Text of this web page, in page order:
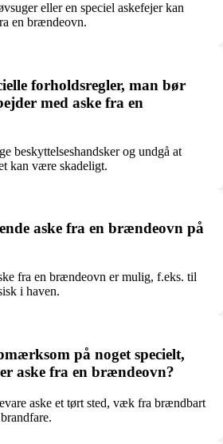
eller en speciel askefejer kan
en brændeovn.
forholdsregler, man bør
med aske fra en
beskyttelseshandsker og undgå at
kan være skadeligt.
aske fra en brændeovn på
fra en brændeovn er mulig, f.eks. til
i haven.
på noget specielt,
aske fra en brændeovn?
aske et tørt sted, væk fra brændbart